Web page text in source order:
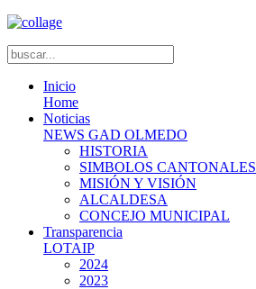
Inicio
Home
Noticias
NEWS GAD OLMEDO
HISTORIA
SIMBOLOS CANTONALES
MISIÓN Y VISIÓN
ALCALDESA
CONCEJO MUNICIPAL
Transparencia
LOTAIP
2024
2023